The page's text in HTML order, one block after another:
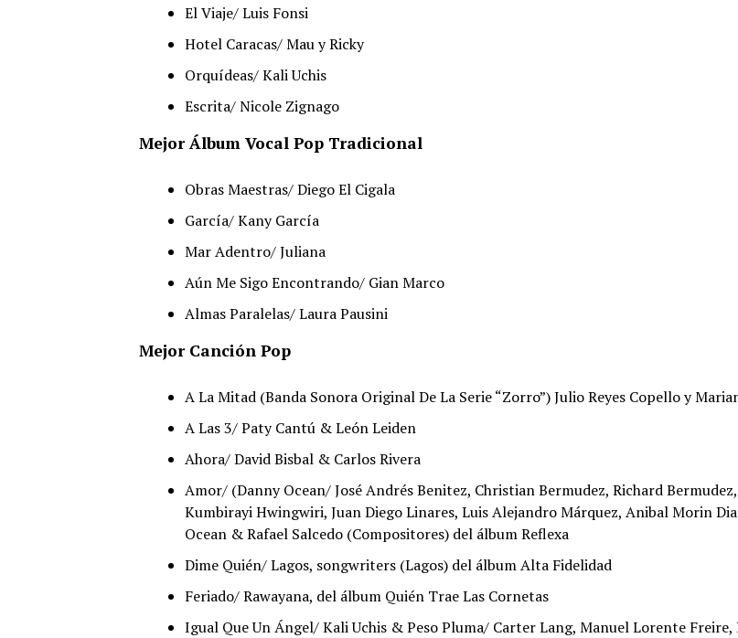
El Viaje/ Luis Fonsi
Hotel Caracas/ Mau y Ricky
Orquídeas/ Kali Uchis
Escrita/ Nicole Zignago
Mejor Álbum Vocal Pop Tradicional
Obras Maestras/ Diego El Cigala
García/ Kany García
Mar Adentro/ Juliana
Aún Me Sigo Encontrando/ Gian Marco
Almas Paralelas/ Laura Pausini
Mejor Canción Pop
A La Mitad (Banda Sonora Original De La Serie “Zorro”) Julio Reyes Copello y
A Las 3/ Paty Cantú & León Leiden
Ahora/ David Bisbal & Carlos Rivera
Amor/ (Danny Ocean/ José Andrés Benitez, Christian Bermudez, Richard
Kumbirayi Hwingwiri, Juan Diego Linares, Luis Alejandro Márquez, Anibal Morin
Ocean & Rafael Salcedo (Compositores) del álbum Reflexa
Dime Quién/ Lagos, songwriters (Lagos) del álbum Alta Fidelidad
Feriado/ Rawayana, del álbum Quién Trae Las Cornetas
Igual Que Un Ángel/ Kali Uchis & Peso Pluma/ Carter Lang, Manuel Lorente Freire,